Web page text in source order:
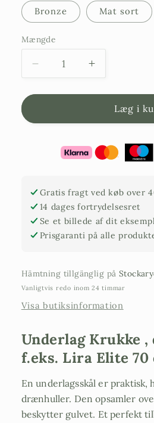
Bronze Mat sort
Mængde
Reducer
mængden
af
til
Forøg
mængden
af
underlag
Krukke
cm
Læg i
Gratis fragt ved køb over
14 dages fortrydelsesret
Se et billede af dit
Prisgaranti på alle
Hämtning tillgänglig på
Vanligtvis redo inom 24 timmar
Visa butiksinformation
Underlag Krukke
f.eks. Lira Elite 70
En underlagsskål er praktisk,
drænhuller. Den opsamler
beskytter gulvet. Et perfekt